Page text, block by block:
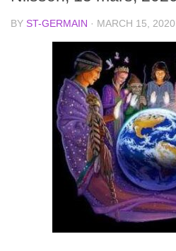
BY ST-GERMAIN · MARCH 15, 2020